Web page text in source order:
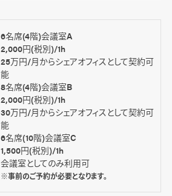
6名席(4階)会議室A
2,000円(税別)/1h
25万円/月からシェアオフィスとして契約可
能
8名席(4階)会議室B
2,000円(税別)/1h
30万円/月からシェアオフィスとして契約可
能
6名席(10階)会議室C
1,500円(税別)/1h
会議室としてのみ利用可
※事前のご予約が必要となります。